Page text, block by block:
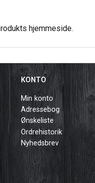
hjemmeside.
KONTO
Min konto
Adressebog
Ønskeliste
Ordrehistorik
Nyhedsbrev